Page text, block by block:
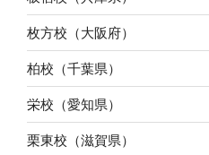
枚方校（大阪府）
柏校（千葉県）
栄校（愛知県）
栗東校（滋賀県）